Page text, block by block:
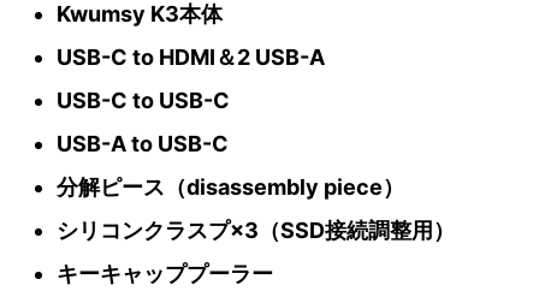
Kwumsy K3本体
USB-C to HDMI＆2 USB-A
USB-C to USB-C
USB-A to USB-C
分解ピース（disassembly piece）
シリコンクラスプ×3（SSD接続調整用）
キーキャッププーラー